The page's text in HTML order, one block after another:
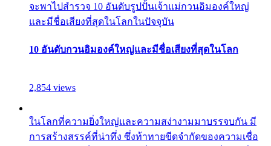
จะพาไปสำรวจ 10 อันดับรูปปั้นเจ้าแม่กวนอิมองค์ใหญ่
และมีชื่อเสียงที่สุดในโลกในปัจจุบัน
10 อันดับกวนอิมองค์ใหญ่และมีชื่อเสียงที่สุดในโลก
2,854 views
ในโลกที่ความยิ่งใหญ่และความสง่างามมาบรรจบกัน มี
การสร้างสรรค์ที่น่าทึ่ง ซึ่งท้าทายขีดจำกัดของความเชื่อ